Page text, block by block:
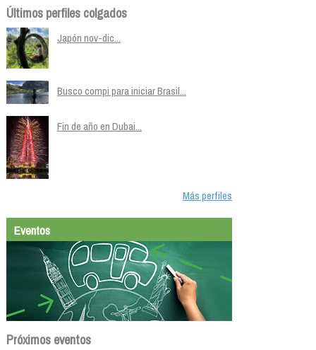
Últimos perfiles colgados
Japón nov-dic...
Busco compi para iniciar Brasil...
Fin de año en Dubai...
Más perfiles
Eventos
Próximos eventos